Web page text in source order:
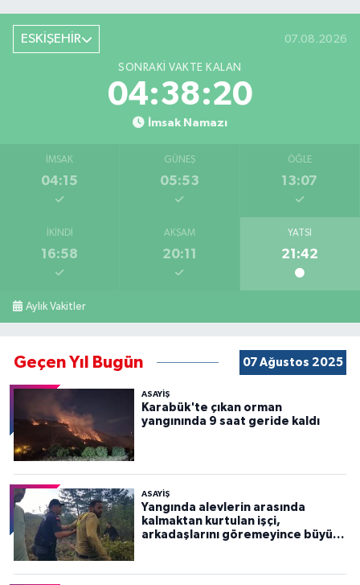
ESKİŞEHİR 07.08.2026
SONRAKI VAKTE KALAN
04:38:19
İmsak Namazı
İMSAK
04:15
GÜNEŞ
05:53
ÖĞLE
13:07
İKINDI
16:58
AKŞAM
20:11
YATSI
21:42
Aylık Vakitler
Geçen Yıl Bugün 07 Ağustos 2025
ASAYİŞ
Karabük'te çıkan orman
yangınında 9 saat geride kaldı
ASAYİŞ
Yangında alevlerin arasında
kalmaktan kurtulan işçi,
arkadaşlarını göremeyince büyük